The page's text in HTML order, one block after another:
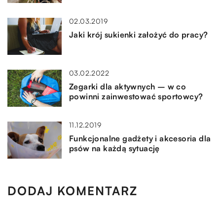
02.03.2019
Jaki krój sukienki założyć do pracy?
03.02.2022
Zegarki dla aktywnych – w co
powinni zainwestować sportowcy?
11.12.2019
Funkcjonalne gadżety i akcesoria dla
psów na każdą sytuację
DODAJ KOMENTARZ